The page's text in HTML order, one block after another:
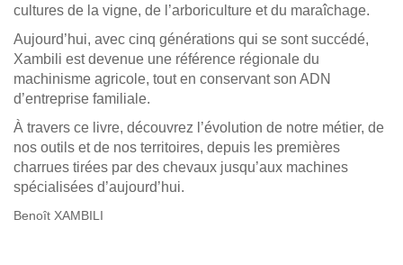
cultures de la vigne, de l’arboriculture et du maraîchage.
Aujourd’hui, avec cinq générations qui se sont succédé,
Xambili est devenue une référence régionale du
machinisme agricole, tout en conservant son ADN
d’entreprise familiale.
À travers ce livre, découvrez l’évolution de notre métier, de
nos outils et de nos territoires, depuis les premières
charrues tirées par des chevaux jusqu’aux machines
spécialisées d’aujourd’hui.
Benoît XAMBILI